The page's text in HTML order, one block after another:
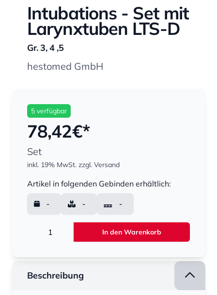
Intubations - Set mit
Larynxtuben LTS-D
Gr. 3, 4 ,5
hestomed GmbH
5 verfügbar
78,42€*
Set
inkl. 19% MwSt. zzgl. Versand
Artikel in folgenden Gebinden erhältlich:
- - -
In den Warenkorb
Beschreibung